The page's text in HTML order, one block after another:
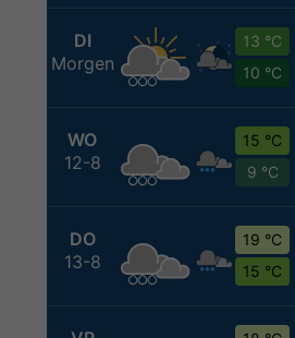
DI
Morgen
13 °C
10 °C
WO
12-8
15 °C
9 °C
DO
13-8
19 °C
15 °C